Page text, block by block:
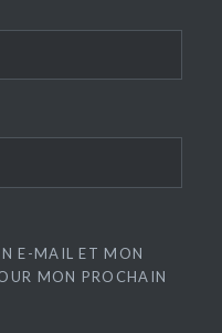
E-MAIL ET MON
MON PROCHAIN